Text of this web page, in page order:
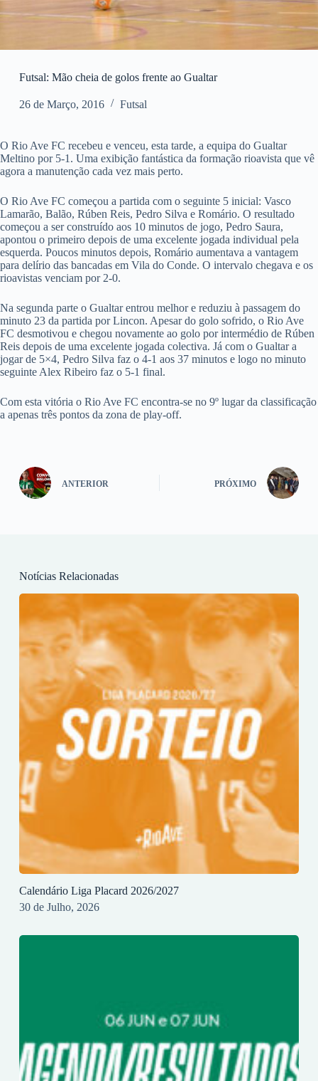
Futsal: Mão cheia de golos frente ao Gualtar
26 de Março, 2016 Futsal
O Rio Ave FC recebeu e venceu, esta tarde, a equipa do Gualtar
Meltino por 5-1. Uma exibição fantástica da formação rioavista que vê
agora a manutenção cada vez mais perto.
O Rio Ave FC começou a partida com o seguinte 5 inicial: Vasco
Lamarão, Balão, Rúben Reis, Pedro Silva e Romário. O resultado
começou a ser construído aos 10 minutos de jogo, Pedro Saura,
apontou o primeiro depois de uma excelente jogada individual pela
esquerda. Poucos minutos depois, Romário aumentava a vantagem
para delírio das bancadas em Vila do Conde. O intervalo chegava e os
rioavistas venciam por 2-0.
Na segunda parte o Gualtar entrou melhor e reduziu à passagem do
minuto 23 da partida por Lincon. Apesar do golo sofrido, o Rio Ave
FC desmotivou e chegou novamente ao golo por intermédio de Rúben
Reis depois de uma excelente jogada colectiva. Já com o Gualtar a
jogar de 5×4, Pedro Silva faz o 4-1 aos 37 minutos e logo no minuto
seguinte Alex Ribeiro faz o 5-1 final.
Com esta vitória o Rio Ave FC encontra-se no 9º lugar da classificação
a apenas três pontos da zona de play-off.
ANTERIOR PRÓXIMO
Notícias Relacionadas
Calendário Liga Placard 2026/2027
30 de Julho, 2026